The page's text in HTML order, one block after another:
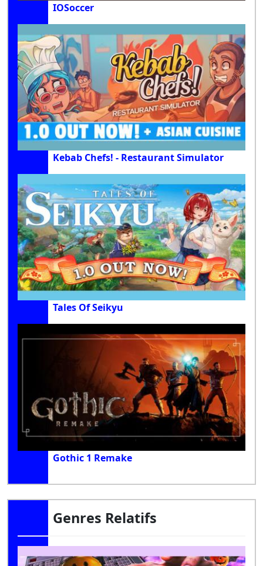
IOSoccer
Kebab Chefs! - Restaurant Simulator
Tales Of Seikyu
Gothic 1 Remake
Genres Relatifs